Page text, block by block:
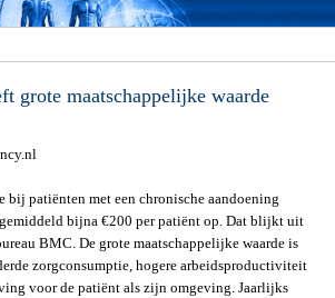
grote maatschappelijke waarde
bij patiënten met een chronische aandoening
bijna €200 per patiënt op. Dat blijkt uit
BMC. De grote maatschappelijke waarde is
zorgconsumptie, hogere arbeidsproductiviteit
voor de patiënt als zijn omgeving. Jaarlijks